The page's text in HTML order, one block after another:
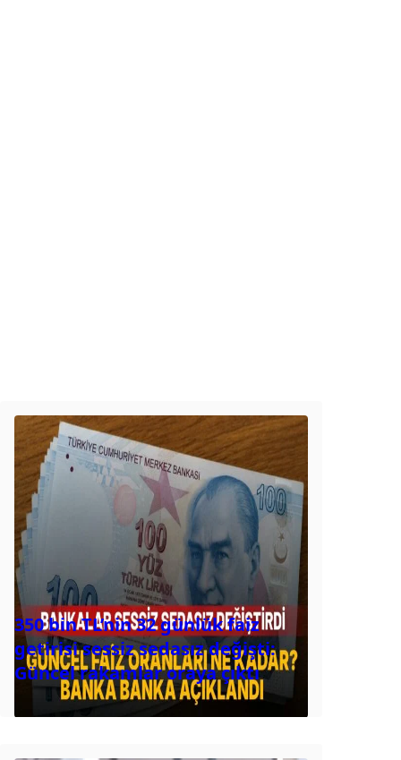
350 bin TL’nin 32 günlük faiz
getirisi sessiz sedasız değişti:
Güncel rakamlar oraya çıktı